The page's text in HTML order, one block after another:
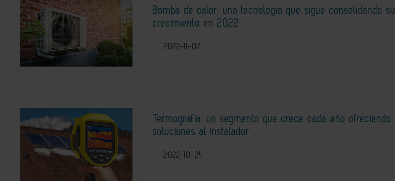
Bomba de calor: una tecnología que sigue consolidando su
crecimiento en 2022
2022-11-07
Termografía: un segmento que crece cada año ofreciendo
soluciones al instalador
2022-10-24